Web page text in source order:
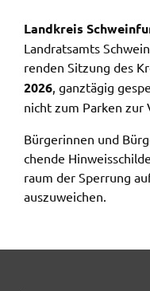
Land­kreis
Land­rats­amts
ren­den Sitzung des
2026, ganz­tä­gig
nicht zum Parken zur
Bürge­rin­nen und
chen­de
raum der Sper­rung
auszu­wei­chen.
Speicherung
Cookie Laufzeit:
1 Jahr
Name:
fe_typo_user
Anbieter: